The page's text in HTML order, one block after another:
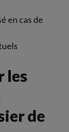
en cas de
les
de